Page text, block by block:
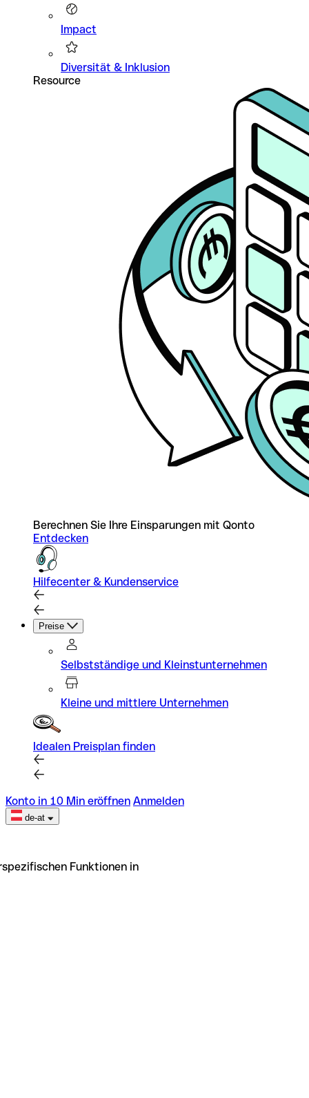
Impact
Diversität & Inklusion
Resource
Berechnen Sie Ihre Einsparungen mit Qonto
Entdecken
Hilfecenter & Kundenservice
Preise
Selbstständige und Kleinstunternehmen
Kleine und mittlere Unternehmen
Idealen Preisplan finden
Konto in 10 Min eröffnen Anmelden
de-at
Funktionen in